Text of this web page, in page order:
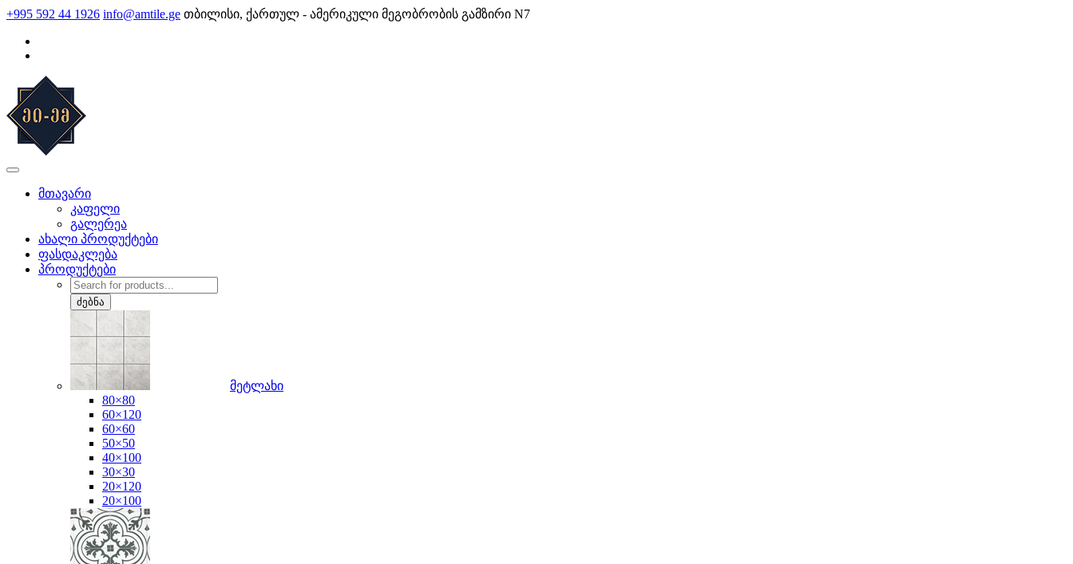
Skip
content
+995 592 44 1926 info@amtile.ge თბილისი, ქართულ - ამერიკული მეგობრობის გამზირი N7
მთავარი
კაფელი
გალერეა
ახალი პროდუქტები
ფასდაკლება
პროდუქტები
Products
search
ძებნა
მეტლახი
80×80
60×120
60×60
50×50
40×100
30×30
20×120
20×100